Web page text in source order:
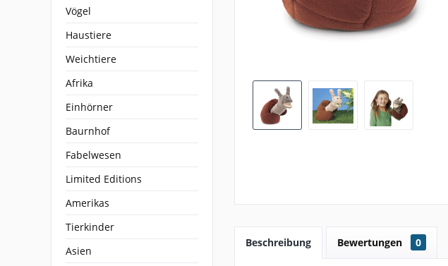
Vögel
Haustiere
Weichtiere
Afrika
Einhörner
Baurnhof
Fabelwesen
Limited Editions
Amerikas
Tierkinder
Asien
Beschreibung Bewertungen 0